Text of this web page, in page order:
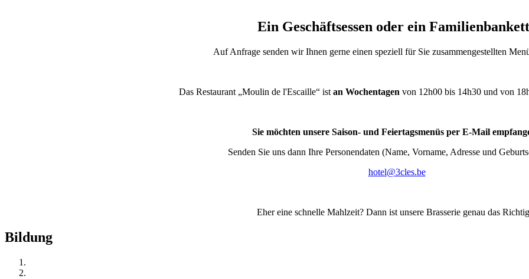
Ein Geschäftsessen oder ein
Auf Anfrage senden wir Ihnen gerne einen speziell für Sie zusammengestellten
Das Restaurant „Moulin de l'Escaille“ ist an Wochentagen von 12h00 bis 14h30 und von
Sie möchten unsere Saison- und Feiertagsmenüs per E-Mail
Senden Sie uns dann Ihre Personendaten (Name, Vorname, Adresse und
hotel@3cles.be
Eher eine schnelle Mahlzeit? Dann ist unsere Brasserie genau das
Bildung